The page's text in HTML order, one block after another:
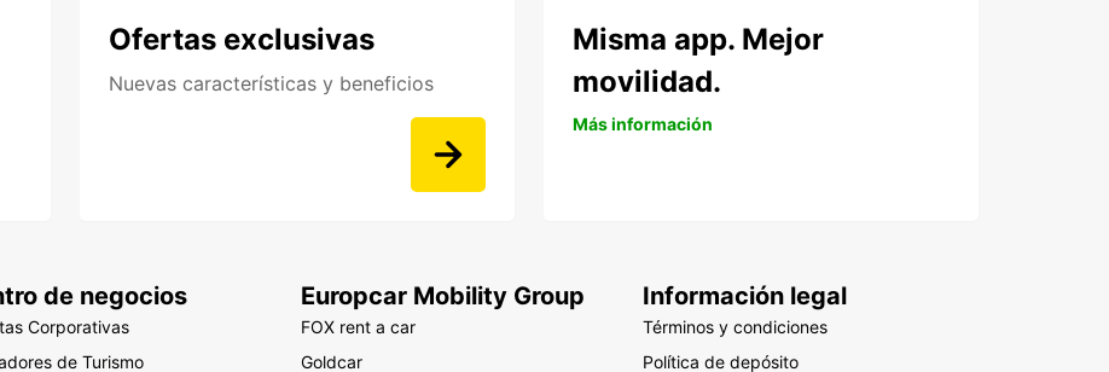
Ofertas exclusivas
Nuevas características y beneficios
Misma app. Mejor
movilidad.
Más información
de negocios
Corporativas
de Turismo
Europcar Mobility Group
FOX rent a car
Goldcar
Información legal
Términos y condiciones
Política de depósito